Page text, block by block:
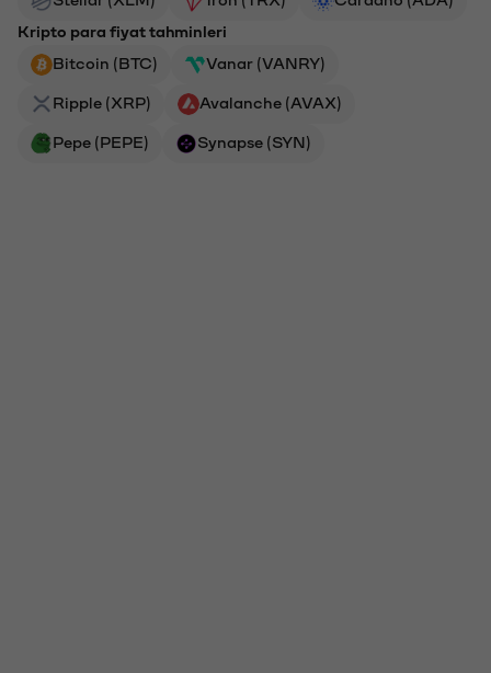
Kripto para fiyat tahminleri
Bitcoin (BTC)
Vanar (VANRY)
Ripple (XRP) Avalanche (AVAX)
Pepe (PEPE) Synapse (SYN)